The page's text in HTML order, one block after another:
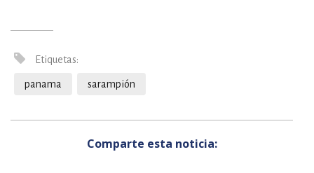
Etiquetas:
panama sarampión
Comparte esta noticia: